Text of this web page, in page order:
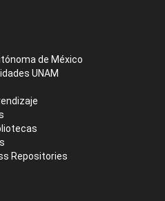
de México
UNAM
Repositories